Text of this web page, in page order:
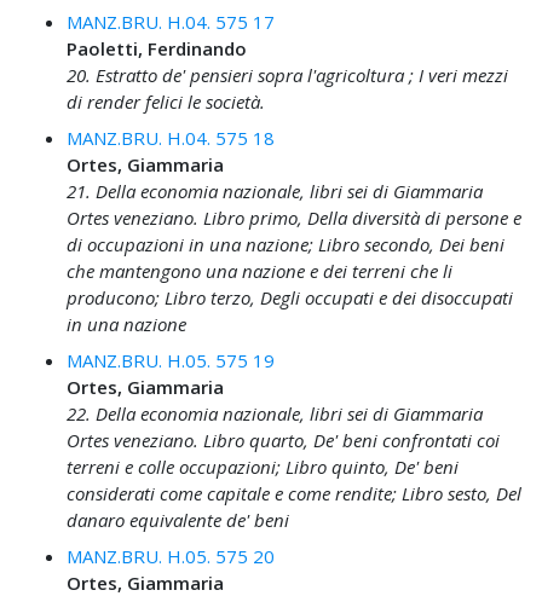
MANZ.BRU. H.04. 575 17
Paoletti, Ferdinando
20. Estratto de' pensieri sopra l'agricoltura ; I veri mezzi
di render felici le società.
MANZ.BRU. H.04. 575 18
Ortes, Giammaria
21. Della economia nazionale, libri sei di Giammaria
Ortes veneziano. Libro primo, Della diversità di persone e
di occupazioni in una nazione; Libro secondo, Dei beni
che mantengono una nazione e dei terreni che li
producono; Libro terzo, Degli occupati e dei disoccupati
in una nazione
MANZ.BRU. H.05. 575 19
Ortes, Giammaria
22. Della economia nazionale, libri sei di Giammaria
Ortes veneziano. Libro quarto, De' beni confrontati coi
terreni e colle occupazioni; Libro quinto, De' beni
considerati come capitale e come rendite; Libro sesto, Del
danaro equivalente de' beni
MANZ.BRU. H.05. 575 20
Ortes, Giammaria